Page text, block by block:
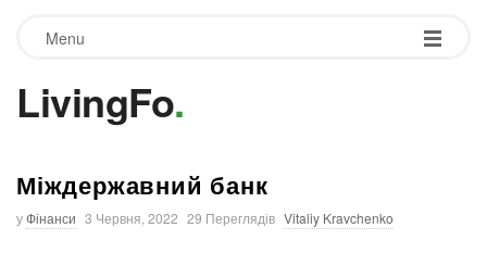
Menu
LivingFo.
Міждержавний банк
уФінанси 3 Червня, 2022 29 Переглядів Vitaliy Kravchenko